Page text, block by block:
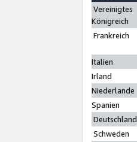
Vereinigtes
Königreich
Frankreich
Italien
Irland
Niederlande
Spanien
Deutschland
Schweden